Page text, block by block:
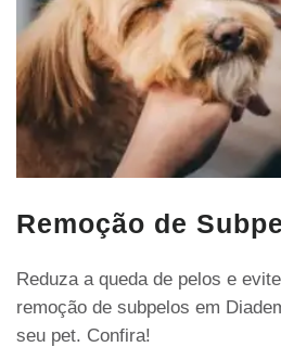
Remoção de
Reduza a queda de pelos e
remoção de subpelos em
seu pet. Confira!